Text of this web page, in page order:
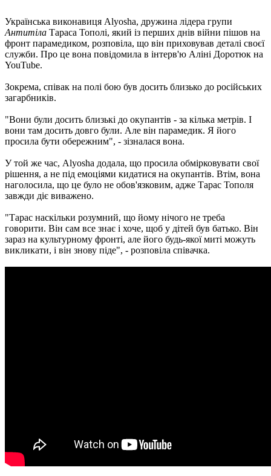
Українська виконавиця Alyosha, дружина лідера групи
Антитіла Тараса Тополі, який із перших днів війни пішов на
фронт парамедиком, розповіла, що він приховував деталі своєї
служби. Про це вона повідомила в інтерв'ю Аліні Доротюк на
YouTube.
Зокрема, співак на полі бою був досить близько до російських
загарбників.
"Вони були досить близькі до окупантів - за кілька метрів. І
вони там досить довго були. Але він парамедик. Я його
просила бути обережним", - зізналася вона.
У той же час, Alyosha додала, що просила обмірковувати свої
рішення, а не під емоціями кидатися на окупантів. Втім, вона
наголосила, що це було не обов'язковим, адже Тарас Тополя
завжди діє виважено.
"Тарас наскільки розумний, що йому нічого не треба
говорити. Він сам все знає і хоче, щоб у дітей був батько. Він
зараз на культурному фронті, але його будь-якої миті можуть
викликати, і він знову піде", - розповіла співачка.